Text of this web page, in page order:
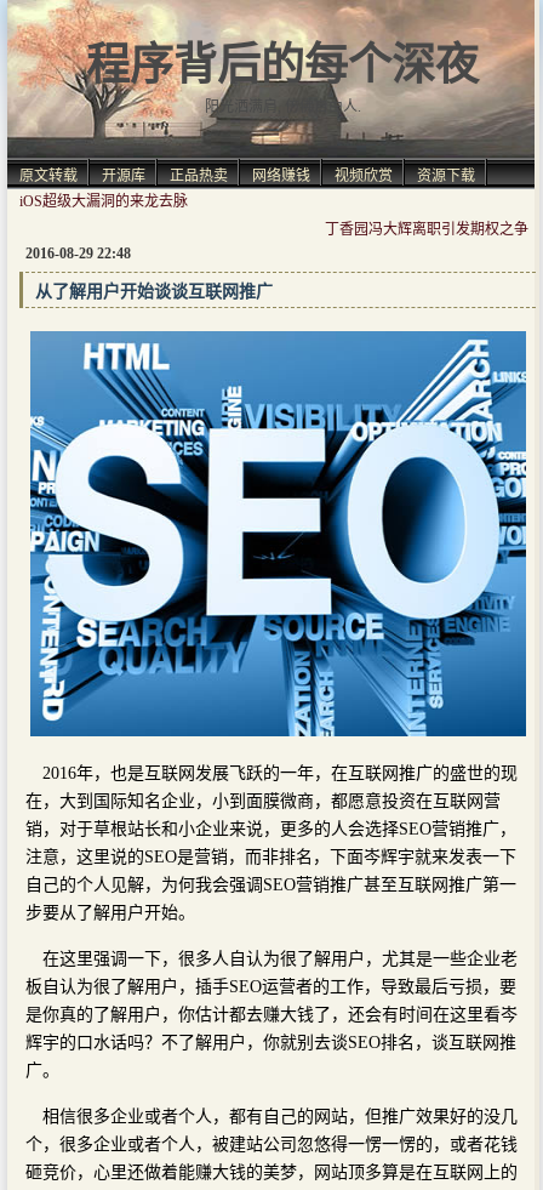
程序背后的每个深夜
阳光洒满肩, 仿佛自由人.
原文转载 开源库 正品热卖 网络赚钱 视频欣赏
资源下载
iOS超级大漏洞的来龙去脉
丁香园冯大辉离职引发期权之争
2016-08-29 22:48
从了解用户开始谈谈互联网推广
2016年，也是互联网发展飞跃的一年，在互联网推广的盛世的现
在，大到国际知名企业，小到面膜微商，都愿意投资在互联网营
销，对于草根站长和小企业来说，更多的人会选择SEO营销推广，
注意，这里说的SEO是营销，而非排名，下面岑辉宇就来发表一下
自己的个人见解，为何我会强调SEO营销推广甚至互联网推广第一
步要从了解用户开始。
在这里强调一下，很多人自认为很了解用户，尤其是一些企业老
板自认为很了解用户，插手SEO运营者的工作，导致最后亏损，要
是你真的了解用户，你估计都去赚大钱了，还会有时间在这里看岑
辉宇的口水话吗？不了解用户，你就别去谈SEO排名，谈互联网推
广。
相信很多企业或者个人，都有自己的网站，但推广效果好的没几
个，很多企业或者个人，被建站公司忽悠得一愣一愣的，或者花钱
砸竞价，心里还做着能赚大钱的美梦，网站顶多算是在互联网上的